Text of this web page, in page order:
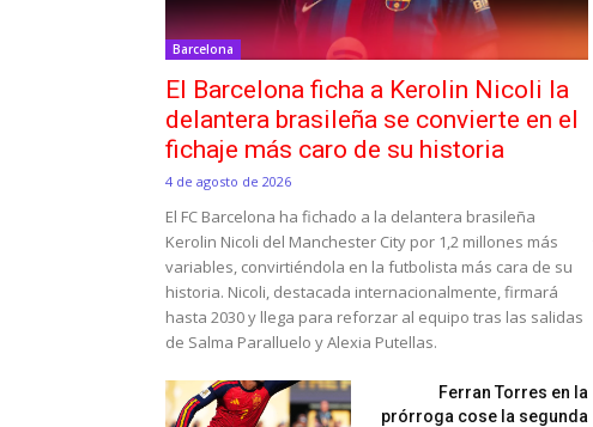
Barcelona
El Barcelona ficha a Kerolin Nicoli la
delantera brasileña se convierte en el
fichaje más caro de su historia
4 de agosto de 2026
El FC Barcelona ha fichado a la delantera brasileña
Kerolin Nicoli del Manchester City por 1,2 millones más
variables, convirtiéndola en la futbolista más cara de su
historia. Nicoli, destacada internacionalmente, firmará
hasta 2030 y llega para reforzar al equipo tras las salidas
de Salma Paralluelo y Alexia Putellas.
Ferran Torres en la
prórroga cose la segunda